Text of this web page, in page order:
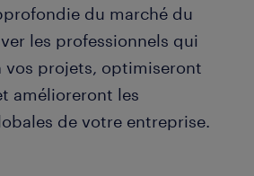
du marché du
les professionnels qui
vos projets, optimiseront
amélioreront les
de votre entreprise.